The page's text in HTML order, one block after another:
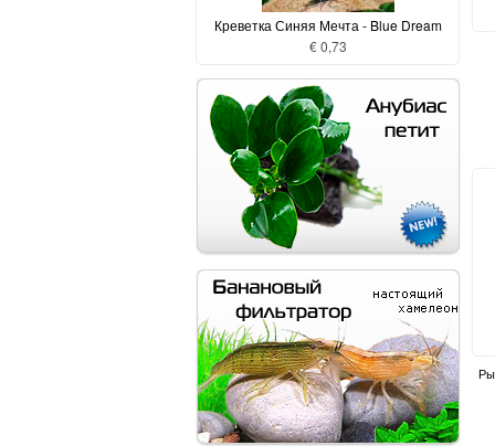
Креветка Синяя Мечта - Blue Dream
€ 0,73